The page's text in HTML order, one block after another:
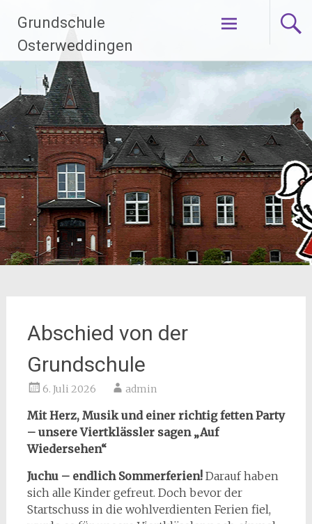
Inhalt
springen
Grundschule
Osterweddingen
Abschied von der
Grundschule
6. Juli 2026 admin
Mit Herz, Musik und einer richtig fetten Party
– unsere Viertklässler sagen „Auf
Wiedersehen“
Juchu – endlich Sommerferien!Darauf haben
sich alle Kinder gefreut. Doch bevor der
Startschuss in die wohlverdienten Ferien fiel,